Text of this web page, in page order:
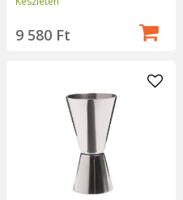
9 580 Ft